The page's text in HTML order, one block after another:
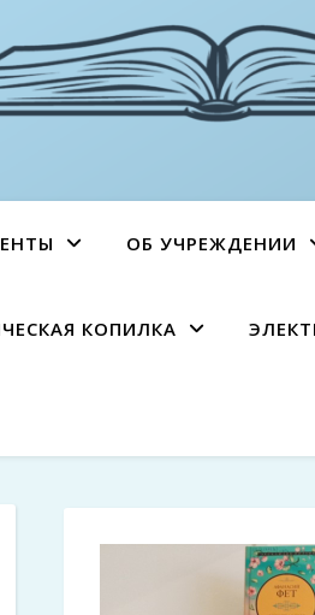
ОБ УЧРЕЖДЕНИИ
КОПИЛКА